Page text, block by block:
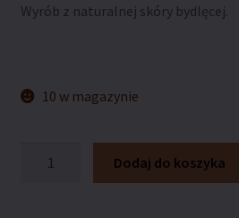
Wyrób z naturalnej skóry bydlęcej.
10 w magazynie
Dodaj do koszyka